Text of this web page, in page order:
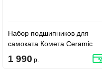
Набор подшипников для
самоката Комета Ceramic
Abec 9 with Spacers - Neo
Chrome
1 990 р.